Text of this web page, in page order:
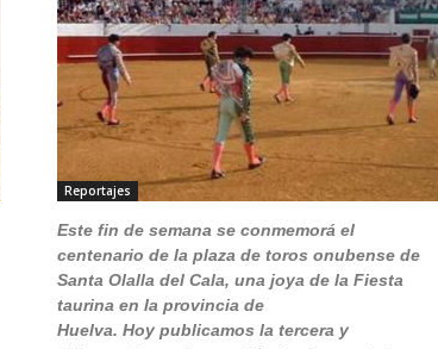
Reportajes
Este fin de semana se conmemorá el
centenario de la plaza de toros onubense de
Santa Olalla del Cala, una joya de la Fiesta
taurina en la provincia de
Huelva. Hoy publicamos la tercera y